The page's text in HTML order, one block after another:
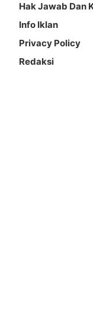
Hak Jawab Dan
Info Iklan
Privacy Policy
Redaksi